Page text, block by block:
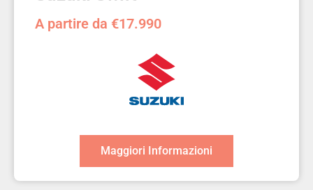
A partire da €17.990
Maggiori Informazioni